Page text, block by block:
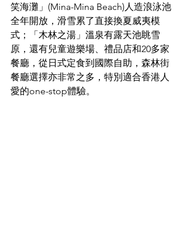
笑海灘」(Mina-Mina Beach)人造浪泳池
全年開放，滑雪累了直接換夏威夷模
式；「木林之湯」溫泉有露天池眺雪
原，還有兒童遊樂場、禮品店和20多家
餐廳，從日式定食到國際自助，森林街
餐廳選擇亦非常之多，特別適合香港人
愛的one-stop體驗。